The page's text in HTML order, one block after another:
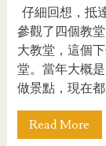
仔細回想，抵
參觀了四個教
大教堂，這個
堂。當年大概
做景點，現在
Read More